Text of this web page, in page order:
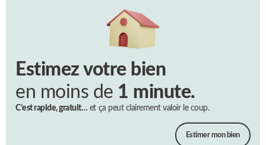
Estimez votre bien
en moins de 1 minute.
C’est rapide, gratuit…et ça peut clairement valoir le coup.
Estimer mon bien